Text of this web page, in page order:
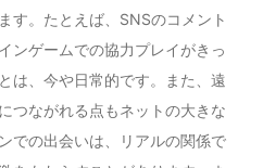
す。たとえば、SNSのコメント
ンゲームでの協力プレイがきっ
は、今や日常的です。また、遠
つながれる点もネットの大きな
での出会いは、リアルの関係で